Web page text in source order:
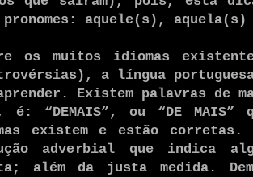
pronomes: aquele(s),
os muitos idiomas
a língua
Existem palavras de
é: “DEMAIS”, ou “DE
existem e estão corretas.
adverbial que indica
além da justa medida.